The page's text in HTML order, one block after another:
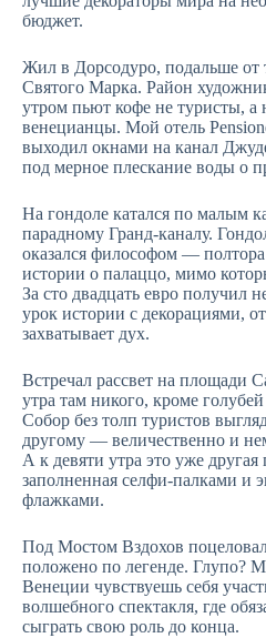
бюджет.
Жил в Дорсодуро, подальше от
Святого Марка. Район
утром пьют кофе не туристы, а
венецианцы. Мой отель
выходил окнами на канал
под мерное плескание воды о
На гондоле катался по малым
парадному Гранд-каналу.
оказался философом — полтора
истории о палаццо, мимо
За сто двадцать евро получил
урок истории с декорациями,
захватывает дух.
Встречал рассвет на площади
утра там никого, кроме
Собор без толп туристов
другому — величественно и
А к девяти утра это уже другая
заполненная селфи-палками и
флажками.
Под Мостом Вздохов
положено по легенде. Глупо?
Венеции чувствуешь себя
волшебного спектакля, где
сыграть свою роль до конца.